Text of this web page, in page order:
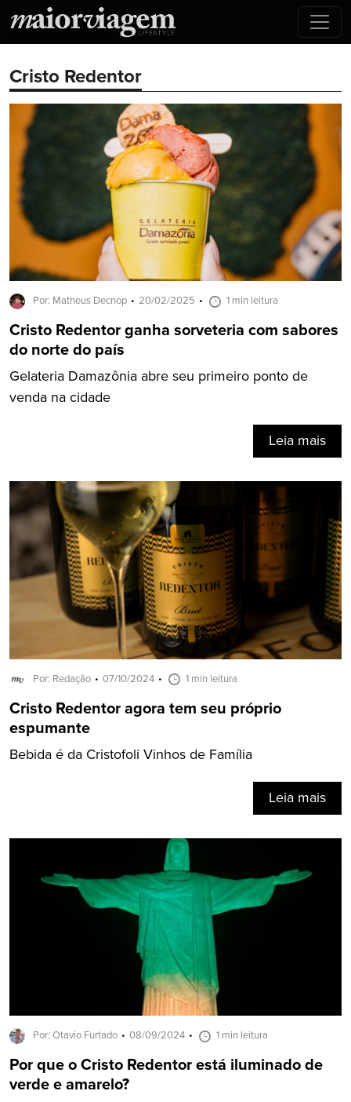
Cristo Redentor
Por: Matheus Decnop 20/02/2025 1 min leitura
Cristo Redentor ganha sorveteria com sabores
do norte do país
Gelateria Damazônia abre seu primeiro ponto de
venda na cidade
Leia mais
Por: Redação 07/10/2024 1 min leitura
Cristo Redentor agora tem seu próprio
espumante
Bebida é da Cristofoli Vinhos de Família
Leia mais
Por: Otavio Furtado 08/09/2024 1 min leitura
Por que o Cristo Redentor está iluminado de
verde e amarelo?